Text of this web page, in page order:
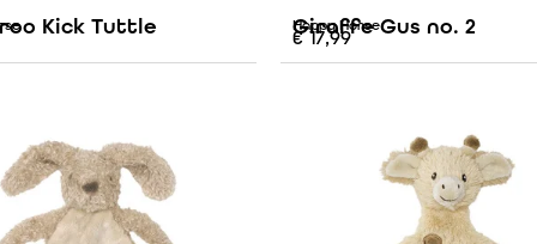
Kick Tuttle Happy Horse
Giraffe Gus no. 2
€17,99